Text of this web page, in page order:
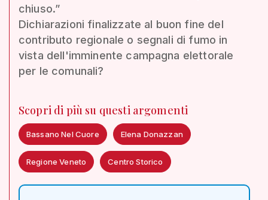
chiuso.”
Dichiarazioni finalizzate al buon fine del
contributo regionale o segnali di fumo in
vista dell'imminente campagna elettorale
per le comunali?
Scopri di più su questi argomenti
Bassano Nel Cuore Elena Donazzan
Regione Veneto Centro Storico